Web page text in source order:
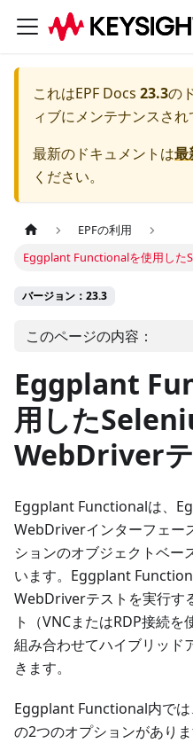
これはEPF Docs 23.3の
ィブにメンテナンスされ
最新のドキュメントは最
ください。
EPFの利用
Eggplant Functionalを使用した
バージョン：23.3
このページの内容：
Eggplant
用した
WebDriver
Eggplant Functionalは、
WebDriverインターフェー
ションのオブジェクトベー
います。Eggplant
WebDriverテストを実行す
ト（VNCまたはRDP接続
組み合わせてハイブリッド
きます。
Eggplant Functional内で
の2つのオプションがあり